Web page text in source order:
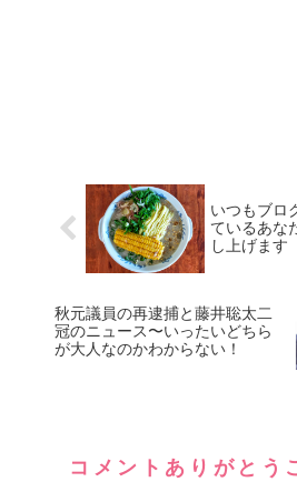
いつもブロ
ているあな
し上げます
秋元議員の再逮捕と藤井聡太二
冠のニュース〜いったいどちら
が大人なのかわからない！
コメントありがとう